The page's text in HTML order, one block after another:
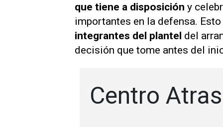
que tiene a disposición y
importantes en la defensa. Esto
integrantes del plantel del
decisión que tome antes del